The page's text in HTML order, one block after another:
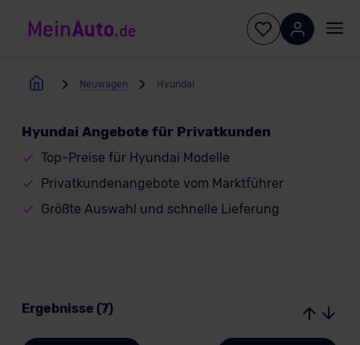
Neuwagen Hyundai
Hyundai Angebote für Privatkunden
Top-Preise für Hyundai Modelle
Privatkundenangebote vom Marktführer
Größte Auswahl und schnelle Lieferung
Ergebnisse (7)